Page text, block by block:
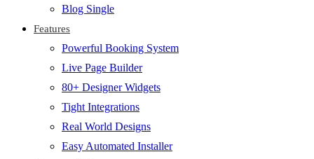
Blog Single
Features
Powerful Booking System
Live Page Builder
80+ Designer Widgets
Tight Integrations
Real World Designs
Easy Automated Installer